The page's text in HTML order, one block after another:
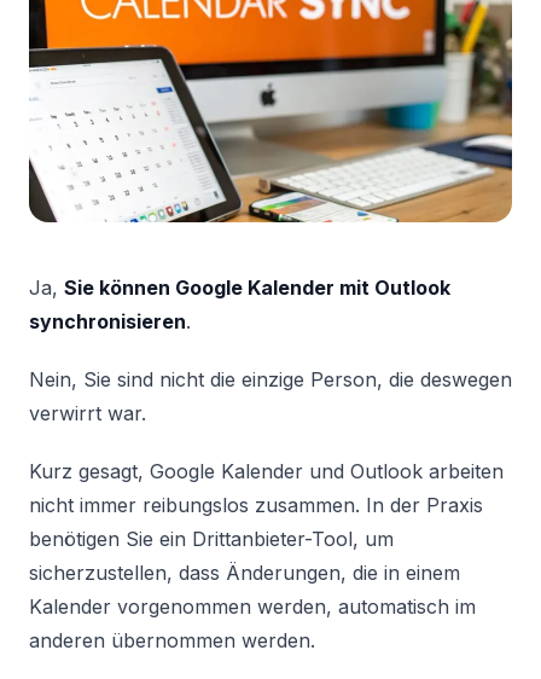
Ja, Sie können Google Kalender mit Outlook
synchronisieren.
Nein, Sie sind nicht die einzige Person, die deswegen
verwirrt war.
Kurz gesagt, Google Kalender und Outlook arbeiten
nicht immer reibungslos zusammen. In der Praxis
benötigen Sie ein Drittanbieter-Tool, um
sicherzustellen, dass Änderungen, die in einem
Kalender vorgenommen werden, automatisch im
anderen übernommen werden.